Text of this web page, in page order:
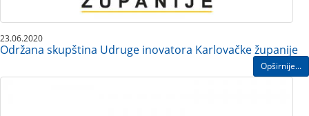
23.06.2020
Održana skupština Udruge inovatora Karlovačke županije
Opširnije...